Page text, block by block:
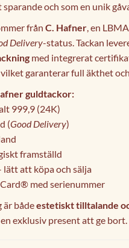
och som en unik
från C. Hafner, en
Delivery-status. Tackan
med integrerat
garanterar full äkthet
guldtackor:
999,9 (24K)
(Good Delivery)
framställd
att köpa och sälja
med serienummer
är bådeestetiskt tilltalande
exklusiv present att ge bort.